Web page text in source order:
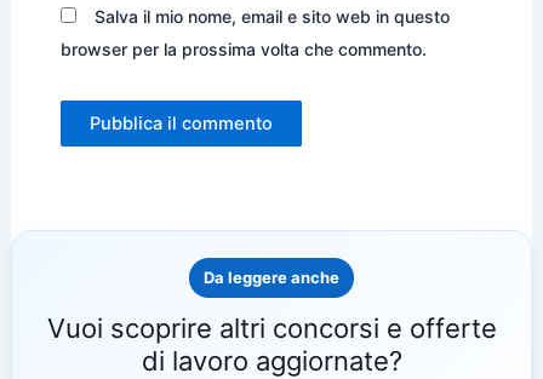
Salva il mio nome, email e sito web in questo
browser per la prossima volta che commento.
Da leggere anche
Vuoi scoprire altri concorsi e offerte
di lavoro aggiornate?